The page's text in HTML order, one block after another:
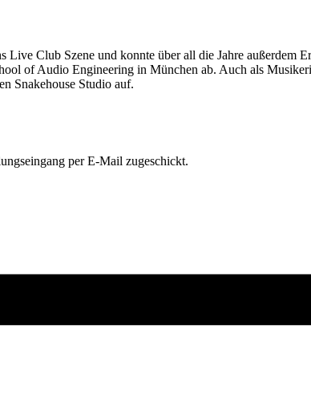
Club Szene und konnte über all die Jahre außerdem
of Audio Engineering in München ab. Auch als
Snakehouse Studio auf.
per E-Mail zugeschickt.